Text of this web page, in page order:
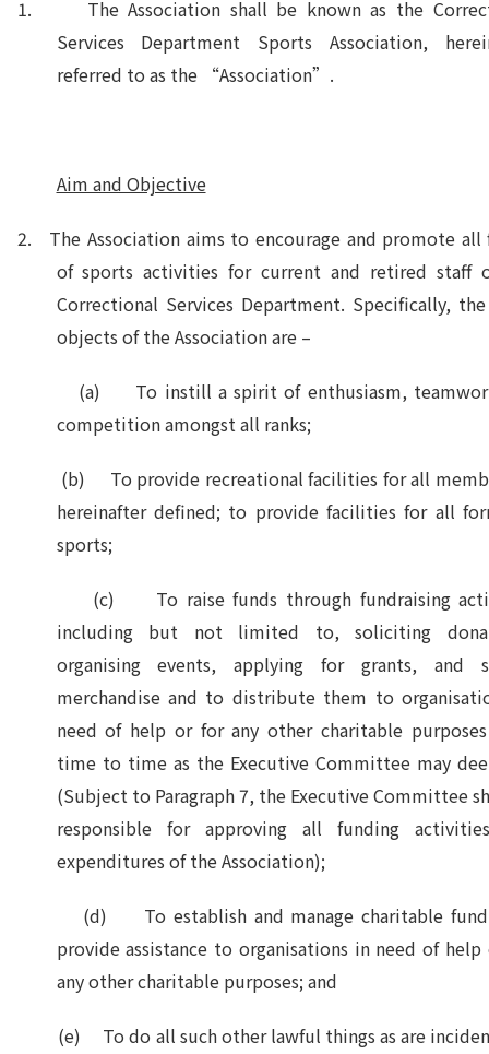
1. The Association shall be known as the
Services Department Sports Association,
referred to as the “Association”.
Aim and Objective
2. The Association aims to encourage and promote all
of sports activities for current and retired staff
Correctional Services Department. Specifically,
objects of the Association are –
(a) To instill a spirit of enthusiasm,
competition amongst all ranks;
(b) To provide recreational facilities for all
hereinafter defined; to provide facilities for all
sports;
(c) To raise funds through fundraising
including but not limited to, soliciting
organising events, applying for grants, and
merchandise and to distribute them to
need of help or for any other charitable
time to time as the Executive Committee may
(Subject to Paragraph 7, the Executive Committee
responsible for approving all funding
expenditures of the Association);
(d) To establish and manage charitable
provide assistance to organisations in need of
any other charitable purposes; and
(e) To do all such other lawful things as are